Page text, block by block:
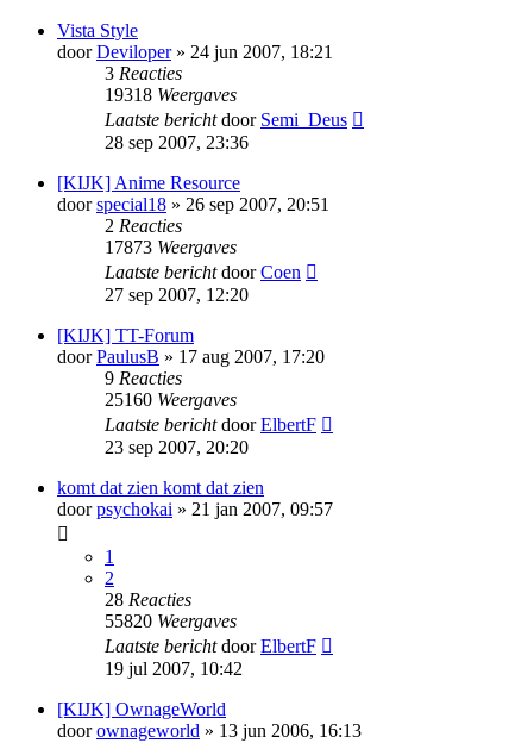
Vista Style
doorDeviloper» 24 jun 2007, 18:21
3 Reacties
19318 Weergaves
Laatste berichtdoor Semi_Deus
28 sep 2007, 23:36
[KIJK] Anime Resource
doorspecial18 » 26 sep 2007, 20:51
2 Reacties
17873 Weergaves
Laatste berichtdoorCoen
27 sep 2007, 12:20
[KIJK] TT-Forum
doorPaulusB » 17 aug 2007, 17:20
9 Reacties
25160 Weergaves
Laatste berichtdoorElbertF
23 sep 2007, 20:20
komt dat zien komt dat zien
doorpsychokai » 21 jan 2007, 09:57
1
2
28 Reacties
55820 Weergaves
Laatste berichtdoorElbertF
19 jul 2007, 10:42
[KIJK] OwnageWorld
doorownageworld » 13 jun 2006, 16:13